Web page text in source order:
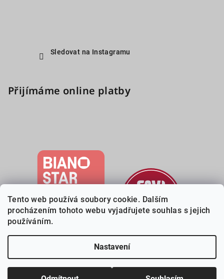
Tento web používá soubory cookie. Dalším
procházením tohoto webu vyjadřujete souhlas s jejich
používáním.
Nastavení
Sledovat na Instagramu
Přijímáme online platby
nastavení cookies